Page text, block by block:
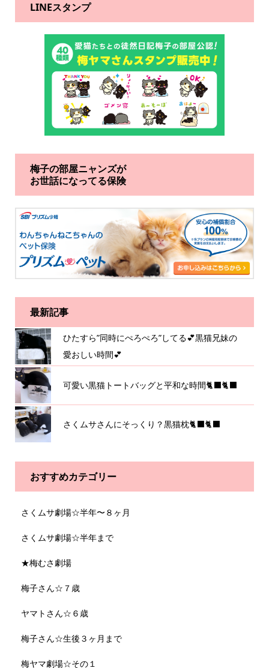
LINEスタンプ
梅子の部屋ニャンズが
お世話になってる保険
最新記事
ひたすら”同時にぺろぺろ”してる💕黒猫兄妹の
愛おしい時間💕
可愛い黒猫トートバッグと平和な時間🐈‍⬛🐈‍⬛
さくムサさんにそっくり？黒猫枕🐈‍⬛🐈‍⬛
おすすめカテゴリー
さくムサ劇場☆半年〜８ヶ月
さくムサ劇場☆半年まで
★梅むさ劇場
梅子さん☆７歳
ヤマトさん☆６歳
梅子さん☆生後３ヶ月まで
梅ヤマ劇場☆その１